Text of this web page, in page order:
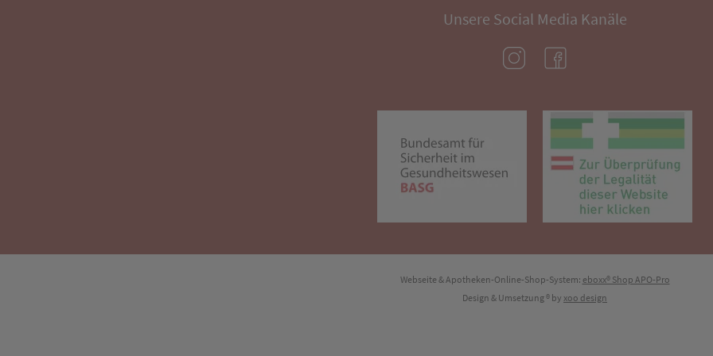
Unsere Social Media Kanäle
(öffnet in neuem Tab)
(öffnet in neuem Tab)
Webseite & Apotheken-Online-Shop-System: eboxx® Shop APO-Pro
Design & Umsetzung® by xoo design